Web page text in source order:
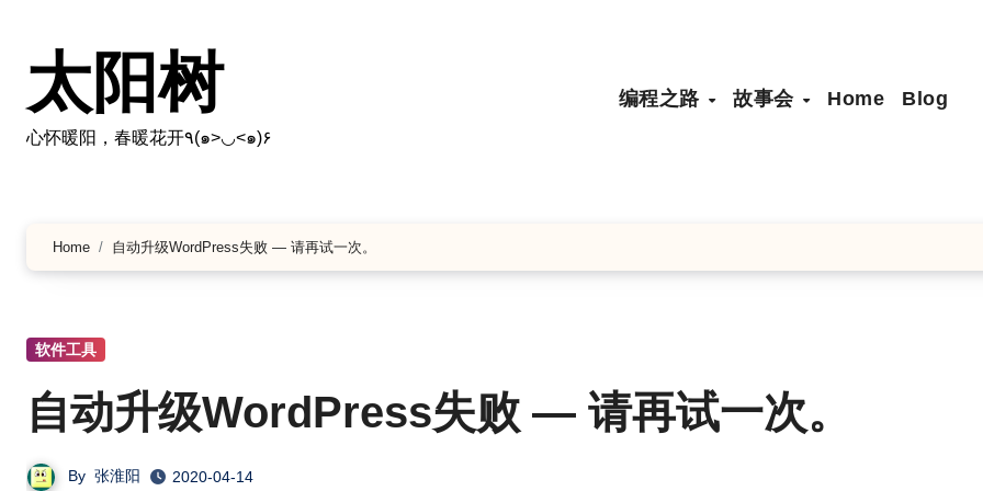
太阳树
心怀暖阳，春暖花开٩(๑>◡<๑)۶
编程之路 故事会 Home Blog
Home 自动升级WordPress失败 — 请再试一次。
软件工具
自动升级WordPress失败 — 请再试一次。
By 张淮阳 2020-04-14